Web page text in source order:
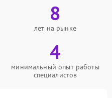
8
лет на рынке
4
минимальный опыт работы
специалистов